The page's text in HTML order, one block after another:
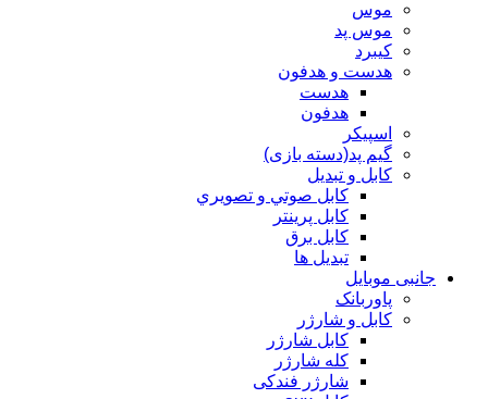
موس
موس پد
کیبرد
هدست و هدفون
هدست
هدفون
اسپیکر
گیم پد(دسته بازی)
کابل و تبدیل
كابل صوتي و تصويري
کابل پرینتر
کابل برق
تبدیل ها
جانبی موبایل
پاوربانک
کابل و شارژر
کابل شارژر
کله شارژر
شارژر فندکی